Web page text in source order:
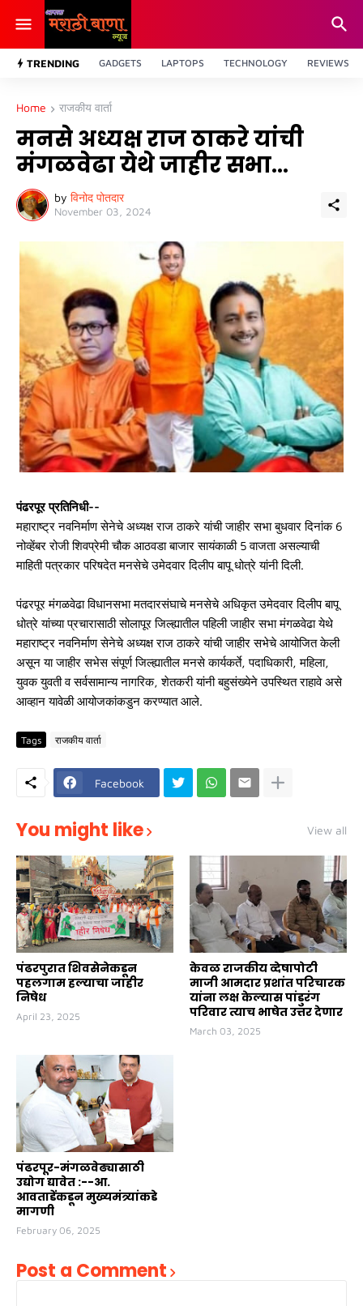
TRENDING GADGETS LAPTOPS TECHNOLOGY REVIEWS
Home राजकीय वार्ता
मनसे अध्यक्ष राज ठाकरे यांची
मंगळवेढा येथे जाहीर सभा...
by विनोद पोतदार
November 03, 2024
पंढरपूर प्रतिनिधी--
महाराष्ट्र नवनिर्माण सेनेचे अध्यक्ष राज ठाकरे यांची जाहीर सभा बुधवार दिनांक 6
नोव्हेंबर रोजी शिवप्रेमी चौक आठवडा बाजार सायंकाळी 5 वाजता असल्याची
माहिती पत्रकार परिषदेत मनसेचे उमेदवार दिलीप बापू धोत्रे यांनी दिली.
पंढरपूर मंगळवेढा विधानसभा मतदारसंघाचे मनसेचे अधिकृत उमेदवार दिलीप बापू
धोत्रे यांच्या प्रचारासाठी सोलापूर जिल्ह्यातील पहिली जाहीर सभा मंगळवेढा येथे
महाराष्ट्र नवनिर्माण सेनेचे अध्यक्ष राज ठाकरे यांची जाहीर सभेचे आयोजित केली
असून या जाहीर सभेस संपूर्ण जिल्ह्यातील मनसे कार्यकर्ते, पदाधिकारी, महिला,
युवक युवती व सर्वसामान्य नागरिक, शेतकरी यांनी बहुसंख्येने उपस्थित राहावे असे
आव्हान यावेळी आयोजकांकडुन करण्यात आले.
Tags राजकीय वार्ता
Facebook
You might like View all
पंढरपुरात शिवसेनेकडून
पहलगाम हल्याचा जाहीर
निषेध
April 23, 2025
केवळ राजकीय व्देषापोटी
माजी आमदार प्रशांत परिचारक
यांना लक्ष केल्यास पांडुरंग
परिवार त्याच भाषेत उत्तर देणार
March 03, 2025
पंढरपूर-मंगळवेढ्यासाठी
उद्योग द्यावेत :--आ.
आवताडेंकडून मुख्यमंत्र्यांकडे
मागणी
February 06, 2025
Post a Comment